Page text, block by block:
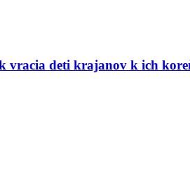
vracia deti krajanov k ich